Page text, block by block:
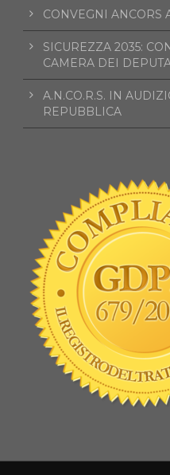
CONVEGNI ANCORS
SICUREZZA 2035:
CAMERA DEI
A.N.CO.R.S. IN
REPUBBLICA